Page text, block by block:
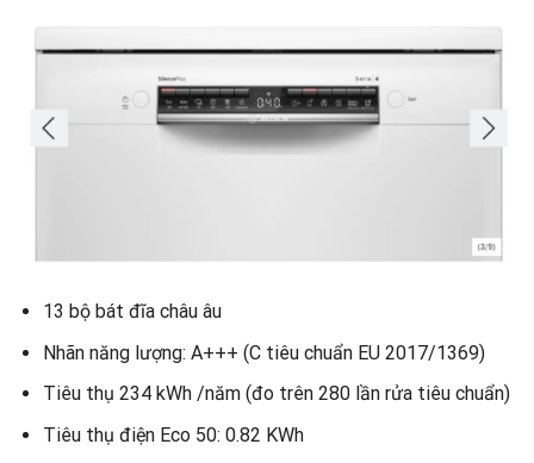
13 bộ bát đĩa châu âu
Nhãn năng lượng: A+++ (C tiêu chuẩn EU 2017/1369)
Tiêu thụ 234 kWh /năm (đo trên 280 lần rửa tiêu chuẩn)
Tiêu thụ điện Eco 50: 0.82 KWh